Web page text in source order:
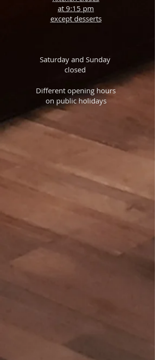
at 9:15 pm
except desserts
Saturday and Sunday
closed
Different opening hours
on public holidays